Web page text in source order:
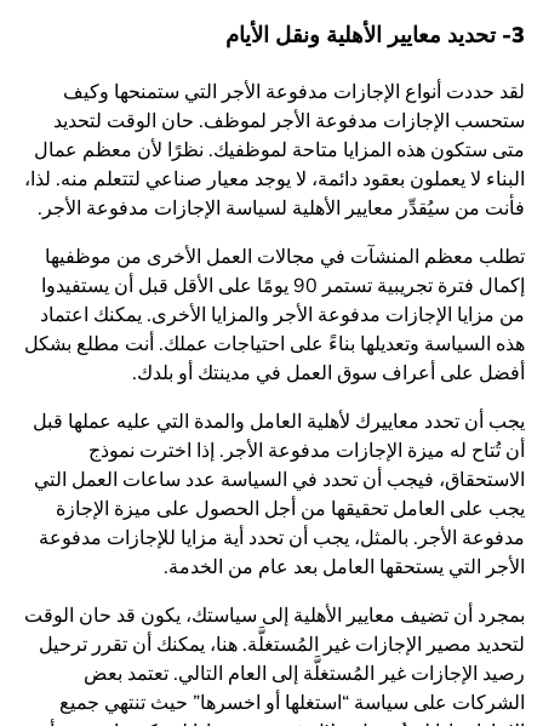
3- تحديد معايير الأهلية ونقل الأيام
لقد حددت أنواع الإجازات مدفوعة الأجر التي ستمنحها وكيف
ستحسب الإجازات مدفوعة الأجر لموظف. حان الوقت لتحديد
متى ستكون هذه المزايا متاحة لموظفيك. نظرًا لأن معظم عمال
البناء لا يعملون بعقود دائمة، لا يوجد معيار صناعي لتتعلم منه. لذا،
فأنت من سيُقدِّر معايير الأهلية لسياسة الإجازات مدفوعة الأجر.
تطلب معظم المنشآت في مجالات العمل الأخرى من موظفيها
إكمال فترة تجريبية تستمر 90 يومًا على الأقل قبل أن يستفيدوا
من مزايا الإجازات مدفوعة الأجر والمزايا الأخرى. يمكنك اعتماد
هذه السياسة وتعديلها بناءً على احتياجات عملك. أنت مطلع بشكل
أفضل على أعراف سوق العمل في مدينتك أو بلدك.
يجب أن تحدد معاييرك لأهلية العامل والمدة التي عليه عملها قبل
أن تُتاح له ميزة الإجازات مدفوعة الأجر. إذا اخترت نموذج
الاستحقاق، فيجب أن تحدد في السياسة عدد ساعات العمل التي
يجب على العامل تحقيقها من أجل الحصول على ميزة الإجازة
مدفوعة الأجر. بالمثل، يجب أن تحدد أية مزايا للإجازات مدفوعة
الأجر التي يستحقها العامل بعد عام من الخدمة.
بمجرد أن تضيف معايير الأهلية إلى سياستك، يكون قد حان الوقت
لتحديد مصير الإجازات غير المُستغلَّة. هنا، يمكنك أن تقرر ترحيل
رصيد الإجازات غير المُستغلَّة إلى العام التالي. تعتمد بعض
الشركات على سياسة “استغلها أو اخسرها” حيث تنتهي جميع